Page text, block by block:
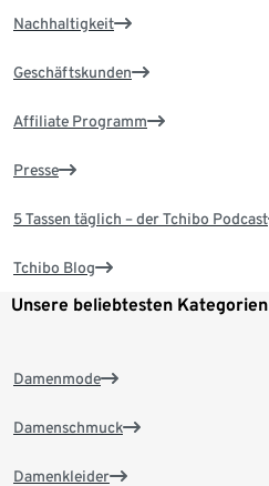
Nachhaltigkeit
Geschäftskunden
Affiliate Programm
Presse
5 Tassen täglich – der Tchibo Podcast
Tchibo Blog
Unsere beliebtesten Kategorien
Damenmode
Damenschmuck
Damenkleider